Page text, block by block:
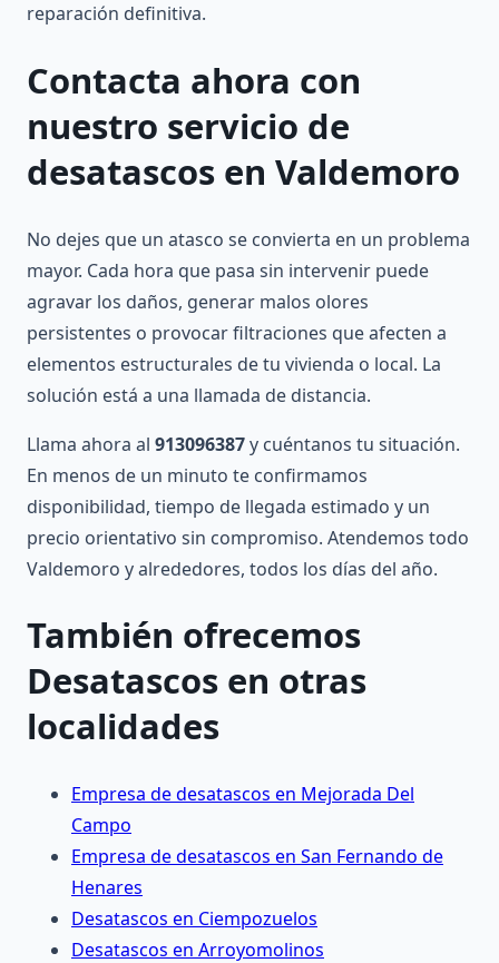
reparación definitiva.
Contacta ahora con
nuestro servicio de
desatascos en Valdemoro
No dejes que un atasco se convierta en un problema
mayor. Cada hora que pasa sin intervenir puede
agravar los daños, generar malos olores
persistentes o provocar filtraciones que afecten a
elementos estructurales de tu vivienda o local. La
solución está a una llamada de distancia.
Llama ahora al 913096387y cuéntanos tu situación.
En menos de un minuto te confirmamos
disponibilidad, tiempo de llegada estimado y un
precio orientativo sin compromiso. Atendemos todo
Valdemoro y alrededores, todos los días del año.
También ofrecemos
Desatascos en otras
localidades
Empresa de desatascos en Mejorada Del
Campo
Empresa de desatascos en San Fernando de
Henares
Desatascos en Ciempozuelos
Desatascos en Arroyomolinos